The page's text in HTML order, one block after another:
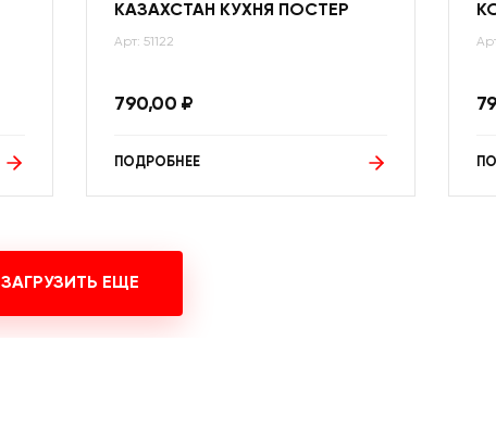
КАЗАХСТАН КУХНЯ ПОСТЕР
Арт: 51122
790,00 ₽
ПОДРОБНЕЕ
ЗАГРУЗИТЬ ЕЩЕ